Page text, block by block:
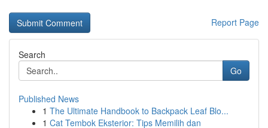
Report Page
Search
Go
Published News
1 The Ultimate Handbook to Backpack Leaf Blo...
1 Cat Tembok Eksterior: Tips Memilih dan